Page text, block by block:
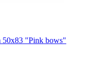
50x83 "Pink bows"